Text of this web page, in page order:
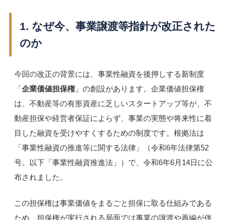
1. なぜ今、事業譲渡等指針が改正された
のか
今回の改正の背景には、事業性融資を後押しする新制度
「企業価値担保権」の創設があります。企業価値担保権
は、不動産等の有形資産に乏しいスタートアップ等が、不
動産担保や経営者保証によらず、事業の実態や将来性に着
目した融資を受けやすくするための制度です。根拠法は
「事業性融資の推進等に関する法律」（令和6年法律第52
号。以下「事業性融資推進法」）で、令和6年6月14日に公
布されました。
この担保権は事業価値をまるごと担保に取る仕組みである
ため、担保権が実行される局面では事業の譲渡や再編が伴